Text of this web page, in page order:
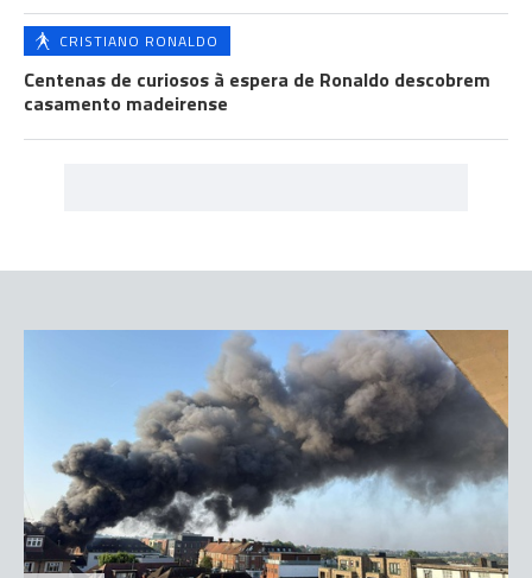
CRISTIANO RONALDO
Centenas de curiosos à espera de Ronaldo descobrem
casamento madeirense